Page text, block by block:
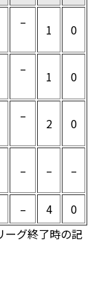
– 1 0
– 1 0
– 2 0
– – –
– 4
0
グ終了時の記